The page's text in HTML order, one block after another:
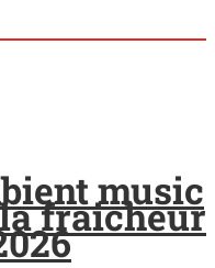
music
fraicheur